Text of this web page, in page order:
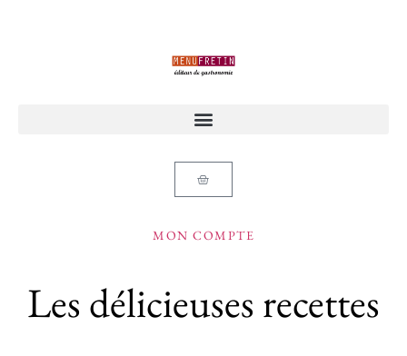
MON COMPTE
Les délicieuses recettes